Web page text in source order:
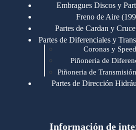
Embragues Discos y
Freno de Aire 199
Partes de Cardan y
Partes de Diferenciales y
Coronas y Speed
Piñoneria de
Piñoneria de
Partes de Dirección
Motores
Información de